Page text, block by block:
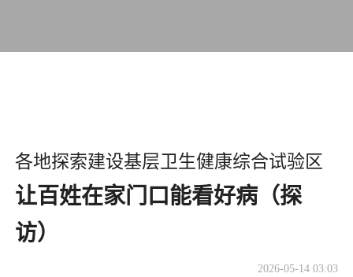
各地探索建设基层卫生健康综合试验区
让百姓在家门口能看好病（探
访）
2026-05-14 03:03